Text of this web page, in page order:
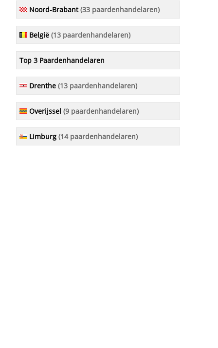
Noord-Brabant(33 paardenhandelaren)
België(13 paardenhandelaren)
Top 3 Paardenhandelaren
Drenthe(13 paardenhandelaren)
Overijssel(9 paardenhandelaren)
Limburg(14 paardenhandelaren)